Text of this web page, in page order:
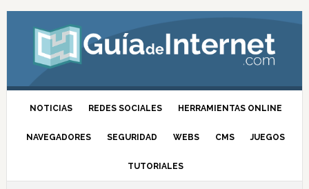
NOTICIAS REDES SOCIALES HERRAMIENTAS ONLINE
NAVEGADORES SEGURIDAD WEBS CMS JUEGOS
TUTORIALES